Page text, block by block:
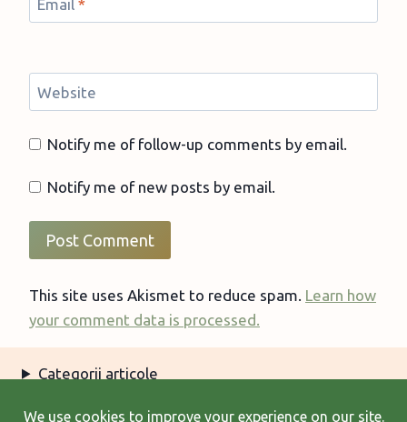
Email *
Website
Notify me of follow-up comments by email.
Notify me of new posts by email.
This site uses Akismet to reduce spam. Learn how
your comment data is processed.
Categorii articole